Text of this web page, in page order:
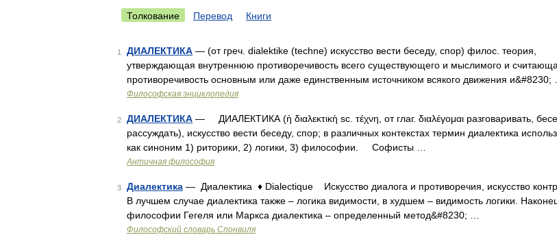
Толкование Перевод Книги
1 ДИАЛЕКТИКА — (от греч. dialektike (techne) искусство вести беседу, спор) филос. теория,
утверждающая внутреннюю противоречивость всего существующего и мыслимого и
противоречивость основным или даже единственным источником всякого движения и&#8230;
Философская энциклопедия
2 ДИАЛЕКТИКА — ДИАЛЕКТИКА (ἡ διαλεκτικὴ sc. τέχνη, от глаг. διαλέγομαι разговаривать,
рассуждать), искусство вести беседу, спор; в различных контекстах термин диалектика
как синоним 1) риторики, 2) логики, 3) философии. Софисты …
Античная философия
3 Диалектика — Диалектика ♦ Dialectique Искусство диалога и противоречия, искусство
В лучшем случае диалектика также – логика видимости, в худшем – видимость логики.
философии Гегеля или Маркса диалектика – определенный метод&#8230; …
Философский словарь Спонвиля